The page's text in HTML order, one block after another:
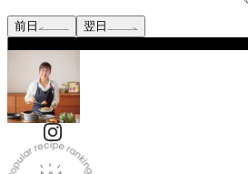
前日 翌日